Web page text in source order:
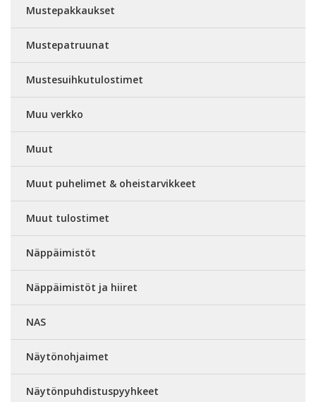
Mustepakkaukset
Mustepatruunat
Mustesuihkutulostimet
Muu verkko
Muut
Muut puhelimet & oheistarvikkeet
Muut tulostimet
Näppäimistöt
Näppäimistöt ja hiiret
NAS
Näytönohjaimet
Näytönpuhdistuspyyhkeet